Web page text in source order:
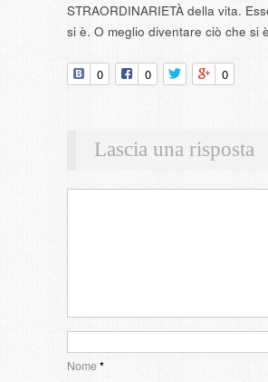
STRAORDINARIETÀ della vita.
si è. O meglio diventare ciò che si
0 0 0
Lascia una risposta
Nome*